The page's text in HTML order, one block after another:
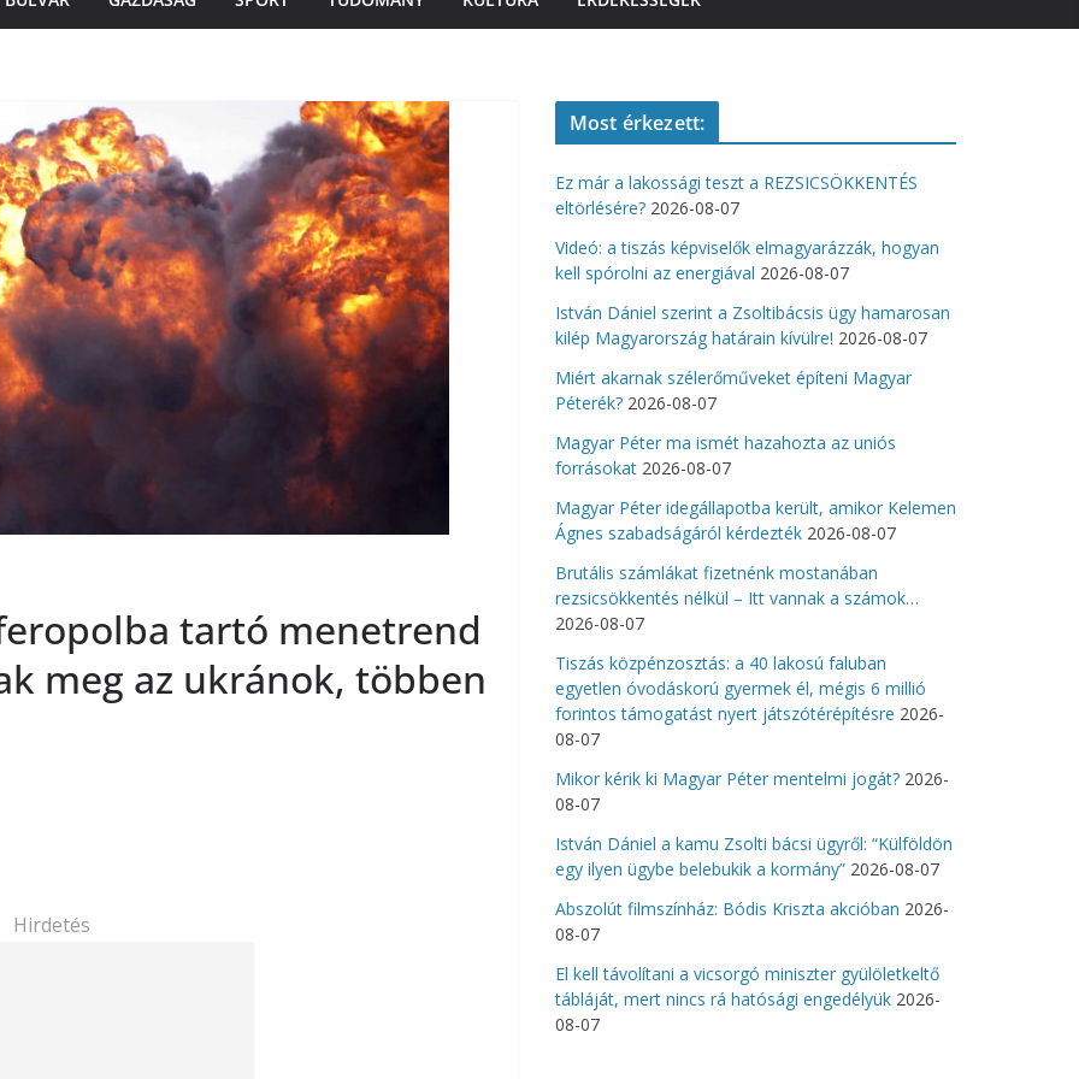
tartó menetrend
meg az ukránok, többen
Hirdetés
Most érkezett:
Ez már a lakossági teszt a REZSICSÖKKENTÉS
eltörlésére? 2026-08-07
Videó: a tiszás képviselők elmagyarázzák, hogyan
kell spórolni az energiával 2026-08-07
István Dániel szerint a Zsoltibácsis ügy hamarosan
kilép Magyarország határain kívülre! 2026-08-07
Miért akarnak szélerőműveket építeni Magyar
Péterék? 2026-08-07
Magyar Péter ma ismét hazahozta az uniós
forrásokat 2026-08-07
Magyar Péter idegállapotba került, amikor Kelemen
Ágnes szabadságáról kérdezték 2026-08-07
Brutális számlákat fizetnénk mostanában
rezsicsökkentés nélkül – Itt vannak a számok…
2026-08-07
Tiszás közpénzosztás: a 40 lakosú faluban
egyetlen óvodáskorú gyermek él, mégis 6 millió
forintos támogatást nyert játszótérépítésre 2026-
08-07
Mikor kérik ki Magyar Péter mentelmi jogát? 2026-
08-07
István Dániel a kamu Zsolti bácsi ügyről: “Külföldön
egy ilyen ügybe belebukik a kormány” 2026-08-07
Abszolút filmszínház: Bódis Kriszta akcióban 2026-
08-07
El kell távolítani a vicsorgó miniszter gyülöletkeltő
tábláját, mert nincs rá hatósági engedélyük 2026-
08-07